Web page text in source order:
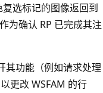
选标记的图像返回到
为确认 RP 已完成其注
其功能（例如请求处理
更改 WSFAM 的行